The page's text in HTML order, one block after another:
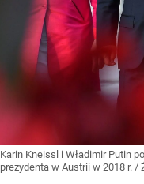
Karin Kneissl i Władimir Putin
prezydenta w Austrii w 2018 r. /